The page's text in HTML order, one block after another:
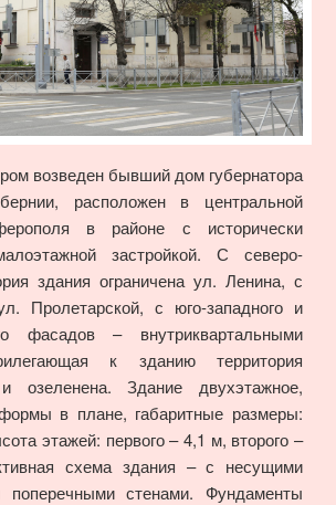
возведен бывший дом губернатора
расположен в центральной
в районе с исторически
застройкой. С северо-
здания ограничена ул. Ленина, с
Пролетарской, с юго-западного и
фасадов – внутриквартальными
к зданию территория
и озеленена. Здание двухэтажное,
в плане, габаритные размеры:
этажей: первого – 4,1 м, второго –
схема здания – с несущими
стенами. Фундаменты